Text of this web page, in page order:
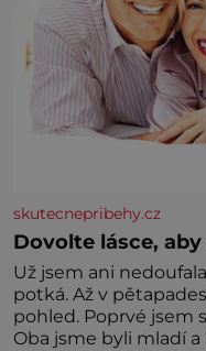
skutecnepribehy.cz
Dovolte lásce, aby
Už jsem ani
potká. Až v
pohled. Poprvé jsem
Oba jsme byli mladí